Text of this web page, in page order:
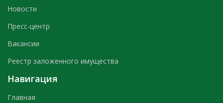
Новости
Пресс-центр
Вакансии
Реестр заложенного имущества
Навигация
Главная